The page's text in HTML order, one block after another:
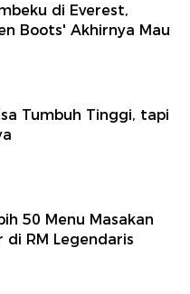
di Everest,
Boots' Akhirnya Mau
Tumbuh Tinggi, tapi
50 Menu Masakan
di RM Legendaris